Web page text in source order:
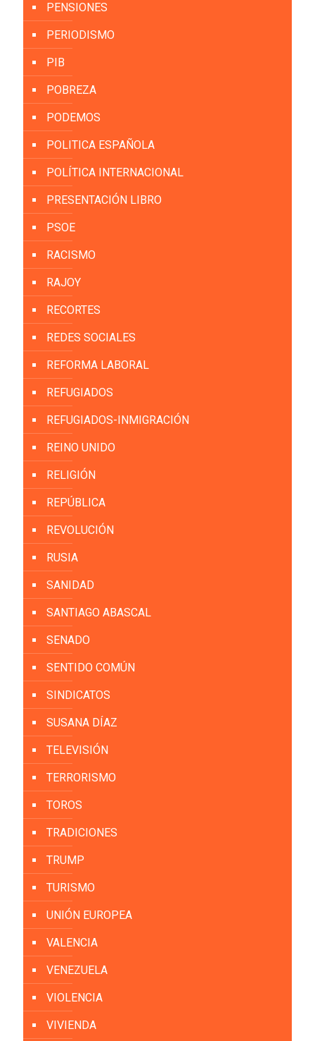
PENSIONES
PERIODISMO
PIB
POBREZA
PODEMOS
POLITICA ESPAÑOLA
POLÍTICA INTERNACIONAL
PRESENTACIÓN LIBRO
PSOE
RACISMO
RAJOY
RECORTES
REDES SOCIALES
REFORMA LABORAL
REFUGIADOS
REFUGIADOS-INMIGRACIÓN
REINO UNIDO
RELIGIÓN
REPÚBLICA
REVOLUCIÓN
RUSIA
SANIDAD
SANTIAGO ABASCAL
SENADO
SENTIDO COMÚN
SINDICATOS
SUSANA DÍAZ
TELEVISIÓN
TERRORISMO
TOROS
TRADICIONES
TRUMP
TURISMO
UNIÓN EUROPEA
VALENCIA
VENEZUELA
VIOLENCIA
VIVIENDA